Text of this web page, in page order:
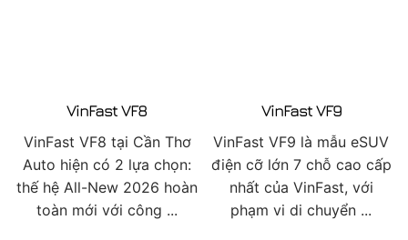
VinFast VF8
VinFast VF8 tại Cần Thơ
Auto hiện có 2 lựa chọn:
thế hệ All-New 2026 hoàn
toàn mới với công ...
VinFast VF9
VinFast VF9 là mẫu eSUV
điện cỡ lớn 7 chỗ cao cấp
nhất của VinFast, với
phạm vi di chuyển ...